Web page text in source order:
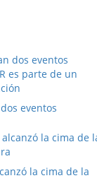
eventos
la cima de la